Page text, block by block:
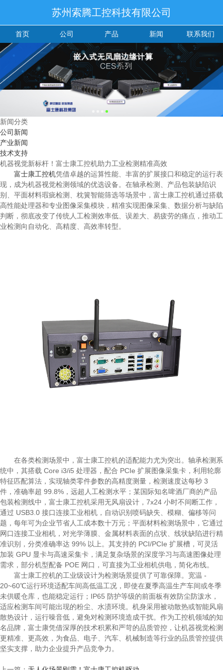
苏州索腾工控科技有限公司
首页 公司 产品 新闻 联系我们
新闻分类
公司新闻
产业新闻
技术支持
机器视觉新标杆！富士康工控机助力工业检测精准高效
富士康工控机凭借卓越的运算性能、丰富的扩展接口和稳定的运行表
现，成为机器视觉检测领域的优选设备。在轴承检测、产品包装缺陷识
别、平面材料瑕疵检测、枕簧智能筛选等场景中，富士康工控机通过搭载
高性能处理器和专业图像采集模块，精准实现图像采集、数据分析与缺陷
判断，彻底改变了传统人工检测效率低、误差大、易疲劳的痛点，推动工
业检测向自动化、高精度、高效率转型。
在各类检测场景中，富士康工控机的适配能力尤为突出。轴承检测系
统中，其搭载 Core i3/i5 处理器，配合 PCIe 扩展图像采集卡，利用轮廓
特征匹配算法，实现轴类零件参数的高精度测量，检测速度达每秒 3
件，准确率超 99.8%，远超人工检测水平；某国际知名啤酒厂商的产品
包装检测线中，富士康工控机采用无风扇设计，7x24 小时不间断工作，
通过 USB3.0 接口连接工业相机，自动识别喷码缺失、模糊、偏移等问
题，每年可为企业节省人工成本数十万元；平面材料检测场景中，它通过
网口连接工业相机，对光学薄膜、金属材料表面的点状、线状缺陷进行精
准识别，分类准确率达 99% 以上。其支持的 PCI/PCIe 扩展槽，可灵活
加装 GPU 显卡与高速采集卡，满足复杂场景的深度学习与高速图像处理
需求，部分机型配备 POE 网口，可直接为工业相机供电，简化布线。
富士康工控机的工业级设计为检测场景提供了可靠保障。宽温 -
20~60℃运行环境适配车间高低温工况，即使在夏季高温生产车间或冬季
未供暖仓库，也能稳定运行；IP65 防护等级的前面板有效防尘防泼水，
适应检测车间可能出现的粉尘、水渍环境。机身采用被动散热或智能风扇
散热设计，运行噪音低，避免对检测环境造成干扰。作为工控机领域的知
名品牌，富士康凭借深厚的技术积累和严苛的品质管控，让机器视觉检测
更精准、更高效，为食品、电子、汽车、机械制造等行业的品质管控提供
坚实支撑，助力企业提升产品竞争力。